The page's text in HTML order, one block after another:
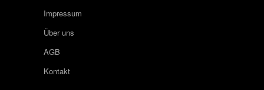
Impressum
Über uns
AGB
Kontakt